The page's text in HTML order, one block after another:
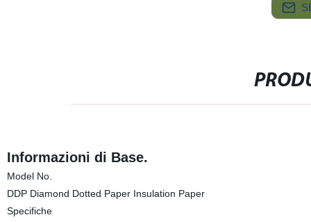
Informazioni di Base.
Model No.
DDP Diamond Dotted Paper Insulation Paper
Specifiche